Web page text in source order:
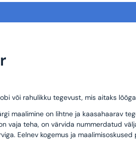
või rahulikku tegevust, mis aitaks
maalimine on lihtne ja kaasahaarav
vaja teha, on värvida nummerdatud
Eelnev kogemus ja maalimisoskused